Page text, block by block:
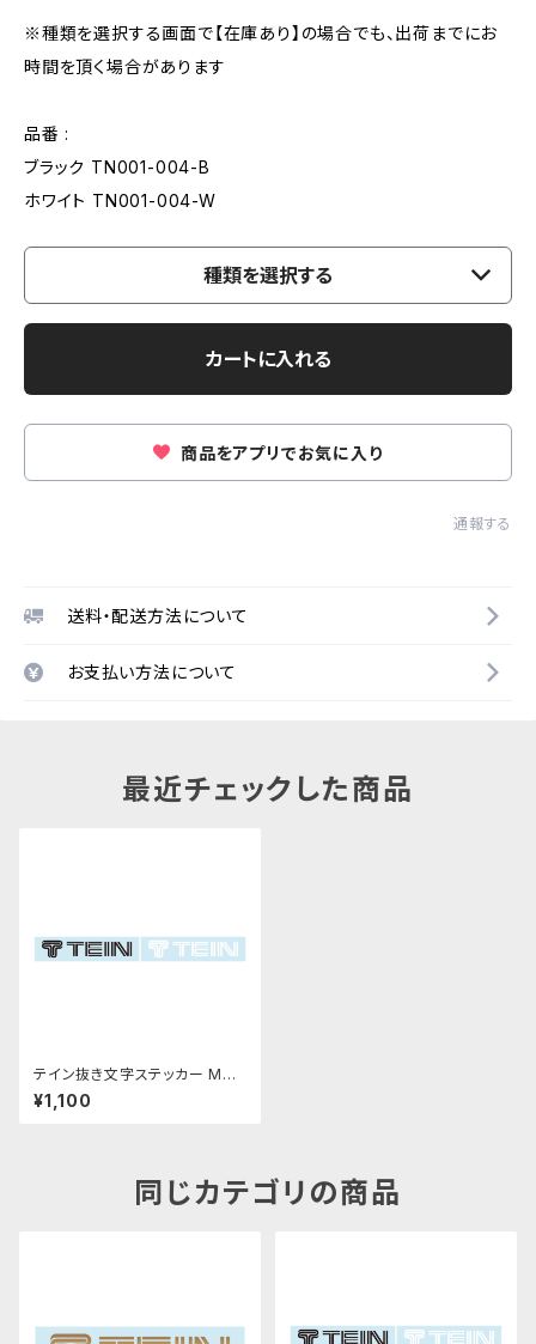
※種類を選択する画面で【在庫あり】の場合でも、出荷までにお
時間を頂く場合があります
品番 :
ブラック TN001-004-B
ホワイト TN001-004-W
種類を選択する
カートに入れる
商品をアプリでお気に入り
通報する
送料・配送方法について
お支払い方法について
最近チェックした商品
テイン抜き文字ステッカー Mサ
イズ
¥1,100
同じカテゴリの商品